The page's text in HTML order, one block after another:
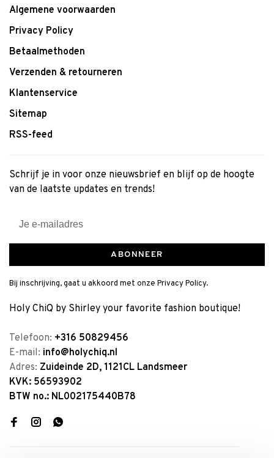
Algemene voorwaarden
Privacy Policy
Betaalmethoden
Verzenden & retourneren
Klantenservice
Sitemap
RSS-feed
Schrijf je in voor onze nieuwsbrief en blijf op de hoogte
van de laatste updates en trends!
ABONNEER
Bij inschrijving, gaat u akkoord met onze Privacy Policy.
Holy ChiQ by Shirley your favorite fashion boutique!
Telefoon: +316 50829456
E-mail: info@holychiq.nl
Adres: Zuideinde 2D, 1121CL Landsmeer
KVK: 56593902
BTW no.: NL002175440B78